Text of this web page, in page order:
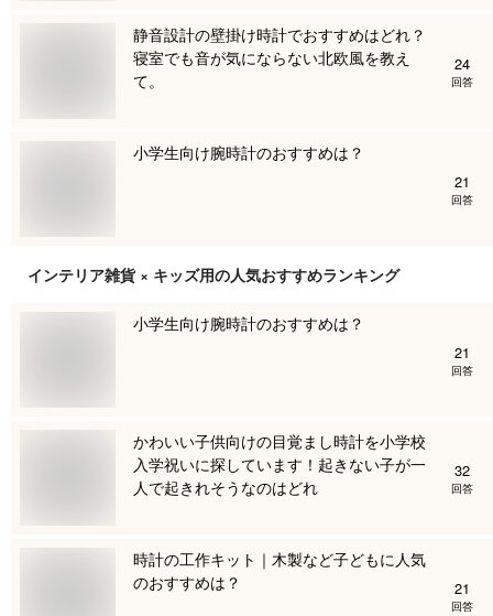
静音設計の壁掛け時計でおすすめはどれ？
寝室でも音が気にならない北欧風を教え
て。
24
回答
小学生向け腕時計のおすすめは？
21
回答
インテリア雑貨 × キッズ用の人気おすすめランキング
小学生向け腕時計のおすすめは？
21
回答
かわいい子供向けの目覚まし時計を小学校
入学祝いに探しています！起きない子が一
人で起きれそうなのはどれ
32
回答
時計の工作キット｜木製など子どもに人気
のおすすめは？
21
回答